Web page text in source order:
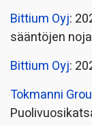
Bittium Oyj:
sääntöjen
Bittium Oyj:
Tokmanni